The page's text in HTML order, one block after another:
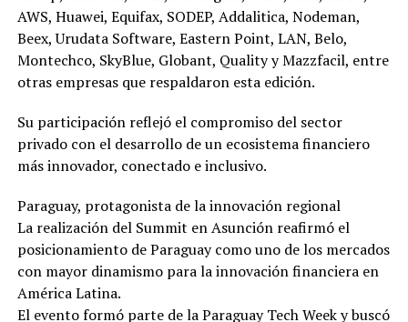
AWS, Huawei, Equifax, SODEP, Addalitica, Nodeman,
Beex, Urudata Software, Eastern Point, LAN, Belo,
Montechco, SkyBlue, Globant, Quality y Mazzfacil, entre
otras empresas que respaldaron esta edición.
Su participación reflejó el compromiso del sector
privado con el desarrollo de un ecosistema financiero
más innovador, conectado e inclusivo.
Paraguay, protagonista de la innovación regional
La realización del Summit en Asunción reafirmó el
posicionamiento de Paraguay como uno de los mercados
con mayor dinamismo para la innovación financiera en
América Latina.
El evento formó parte de la Paraguay Tech Week y buscó